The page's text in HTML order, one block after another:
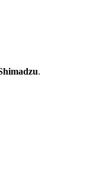
.